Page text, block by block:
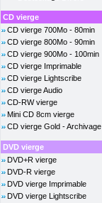
CD vierge
CD vierge 700Mo - 80min
CD vierge 800Mo - 90min
CD vierge 900Mo - 100min
CD vierge Imprimable
CD vierge Lightscribe
CD vierge Audio
CD-RW vierge
Mini CD 8cm vierge
CD vierge Gold - Archivage
DVD vierge
DVD+R vierge
DVD-R vierge
DVD vierge Imprimable
DVD vierge Lightscribe